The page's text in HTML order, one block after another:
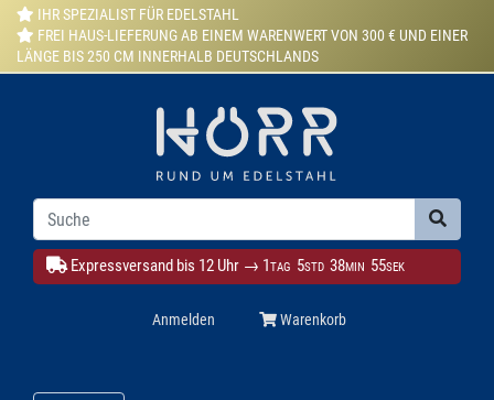
IHR SPEZIALIST FÜR EDELSTAHL
FREI HAUS-LIEFERUNG AB EINEM WARENWERT VON 300 € UND EINER
LÄNGE BIS 250 CM INNERHALB DEUTSCHLANDS
Expressversand bis 12 Uhr → 1TAG 5STD 38MIN 53SEK
Anmelden Warenkorb